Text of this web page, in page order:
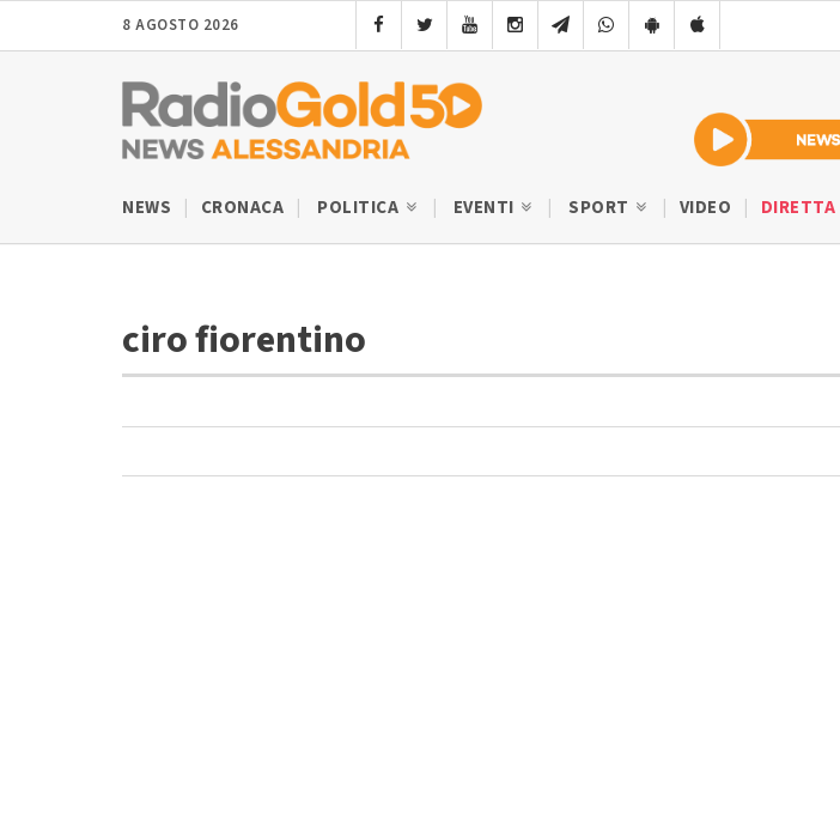
8 AGOSTO 2026
NEWS CRONACA POLITICA EVENTI SPORT VIDEO
ciro fiorentino